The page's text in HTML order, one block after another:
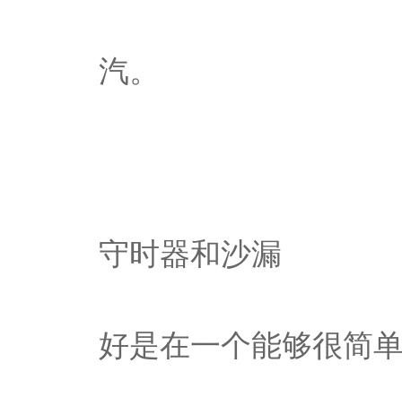
汽。
守时器和沙漏
好是在一个能够很简